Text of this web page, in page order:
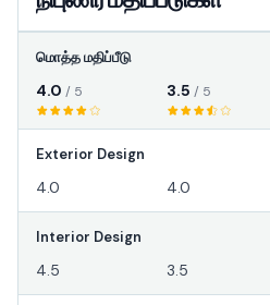
மொத்த மதிப்பீடு
4.0 / 5 3.5 / 5
Exterior Design
4.0 4.0
Interior Design
4.5 3.5